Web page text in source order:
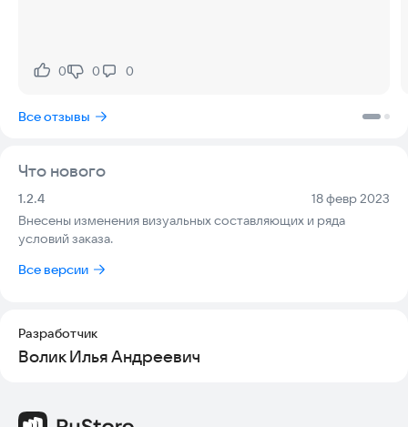
Нравится:
0Не нравится:
0 0
Все отзывы
Что нового
Версия:
1.2.4 Дата:
18 февр 2023
Внесены изменения визуальных составляющих и ряда
условий заказа.
Все версии
Разработчик
Волик Илья Андреевич